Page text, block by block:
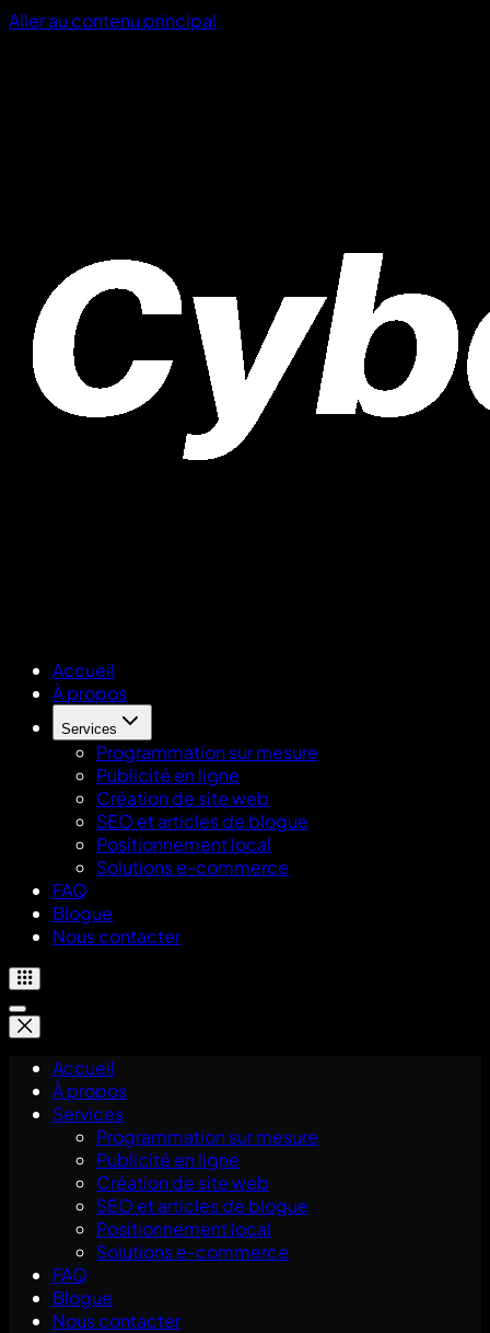
Aller au contenu principal
Accueil
À propos
Services
Programmation sur mesure
Publicité en ligne
Création de site web
SEO et articles de blogue
Positionnement local
Solutions e-commerce
FAQ
Blogue
Nous contacter
Accueil
À propos
Services
Programmation sur mesure
Publicité en ligne
Création de site web
SEO et articles de blogue
Positionnement local
Solutions e-commerce
FAQ
Blogue
Nous contacter